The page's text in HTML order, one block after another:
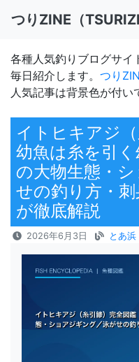
つりZINE（
各種人気釣りブログサイ
毎日紹介します。 つり
人気記事は背景色が付い
イトヒキアジ（
幼魚は糸を引
の大物生態・
せの釣り方・
が徹底解説
2026年6月3日 とあ浜